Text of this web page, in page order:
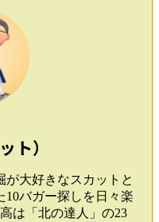
ト）
大好きなスカットと
10バガー探しを日々楽
は「北の達人」の23